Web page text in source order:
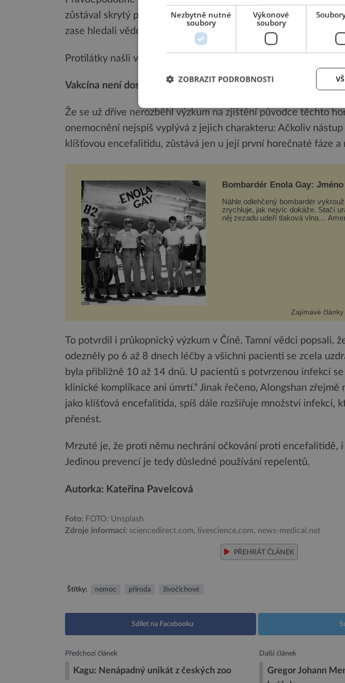
zůstával skrytý pod obrazem „letní chřipky“. Rezervoár, odkud
zase hledali vědci z Veterinární vysoké školy z Hannoveru.
Protilátky našli v krvi lesní zvěře, ale i u dalších volně žijících a
Vakcína není dostupná
Že se už dříve nerozběhl výzkum na zjištění původce těchto
onemocnění nejspíš vyplývá z jejich charakteru: Ačkoliv
klíšťovou encefalitidu, zůstává jen u její první horečnaté fáze a
Bombardér Enola Gay:
Náhle odlehčený bombardér
zrychluje, jak nejvíc dokáže. Stačí
něj zezadu udeří tlaková vlna…
Zajímavé
To potvrdil i průkopnický výzkum v Číně. Tamní vědci popsali,
odezněly po 6 až 8 dnech léčby a všichni pacienti se zcela
byla přibližně 10 až 14 dnů. U pacientů s potvrzenou infekcí
klinické komplikace ani úmrtí.“ Jinak řečeno, Alongshan
jako klíšťová encefalitida, spíš dále rozšiřuje množství infekcí,
přenést.
Mrzuté je, že proti němu nechrání očkování proti encefalitidě,
Jedinou prevencí je tedy důsledné používání repelentů.
Autorka: Kateřina Pavelcová
Foto: FOTO: Unsplash
Zdroje informací: sciencedirect.com, livescience.com, news-medical.net
PŘEHRÁT ČLÁNEK
Štítky: nemoc příroda živočichové
Sdílet na Facebooku
Předchozí článek
Kagu: Nenápadný unikát z českých zoo
Další článek
Gregor Johann
Nezbytně nutné
soubory
Výkonové
soubory
ZOBRAZIT PODROBNOSTI